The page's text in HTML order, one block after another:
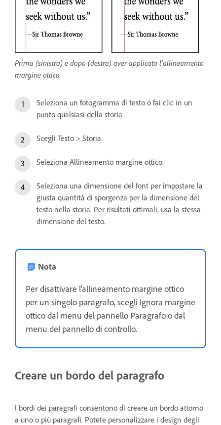
Prima (sinistra) e dopo (destra) aver applicato l'allineamento
margine ottico
Seleziona un fotogramma di testo o fai clic in un
punto qualsiasi della storia.
Scegli Testo > Storia.
Seleziona Allineamento margine ottico.
Seleziona una dimensione del font per impostare la
giusta quantità di sporgenza per la dimensione del
testo nella storia. Per risultati ottimali, usa la stessa
dimensione del testo.
Nota
Per disattivare l'allineamento margine ottico
per un singolo paragrafo, scegli Ignora margine
ottico dal menu del pannello Paragrafo o dal
menu del pannello di controllo.
Creare un bordo del paragrafo
I bordi dei paragrafi consentono di creare un bordo attorno
a uno o più paragrafi. Potete personalizzare i design degli